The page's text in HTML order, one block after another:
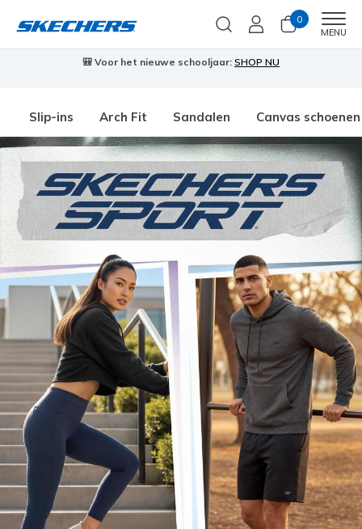
0
MENU
🎒 Voor het nieuwe schooljaar: SHOP NU
Slip-ins Arch Fit Sandalen Canvas schoenen